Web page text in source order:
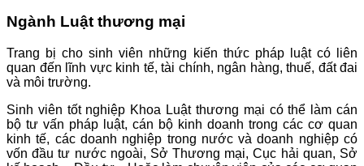
Ngành Luật thương mại
Trang bị cho sinh viên những kiến thức pháp luật có liên
quan đến lĩnh vực kinh tế, tài chính, ngân hàng, thuế, đất đai
và môi trường.
Sinh viên tốt nghiệp Khoa Luật thương mại có thể làm cán
bộ tư vấn pháp luật, cán bộ kinh doanh trong các cơ quan
kinh tế, các doanh nghiệp trong nước và doanh nghiệp có
vốn đầu tư nước ngoài, Sở Thương mại, Cục hải quan, Sở